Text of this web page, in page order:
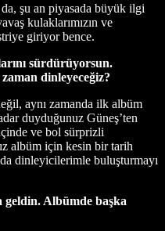
şu an piyasada büyük ilgi
kulaklarımızın ve
giriyor bence.
sürdürüyorsun.
dinleyeceğiz?
aynı zamanda ilk albüm
duyduğunuz Güneş’ten
ve bol sürprizli
albüm için kesin bir tarih
dinleyicilerimle buluşturmayı
geldin. Albümde başka